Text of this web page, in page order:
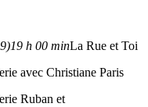
19 h 00 minLa Rue et Toi
avec Christiane Paris
Ruban et